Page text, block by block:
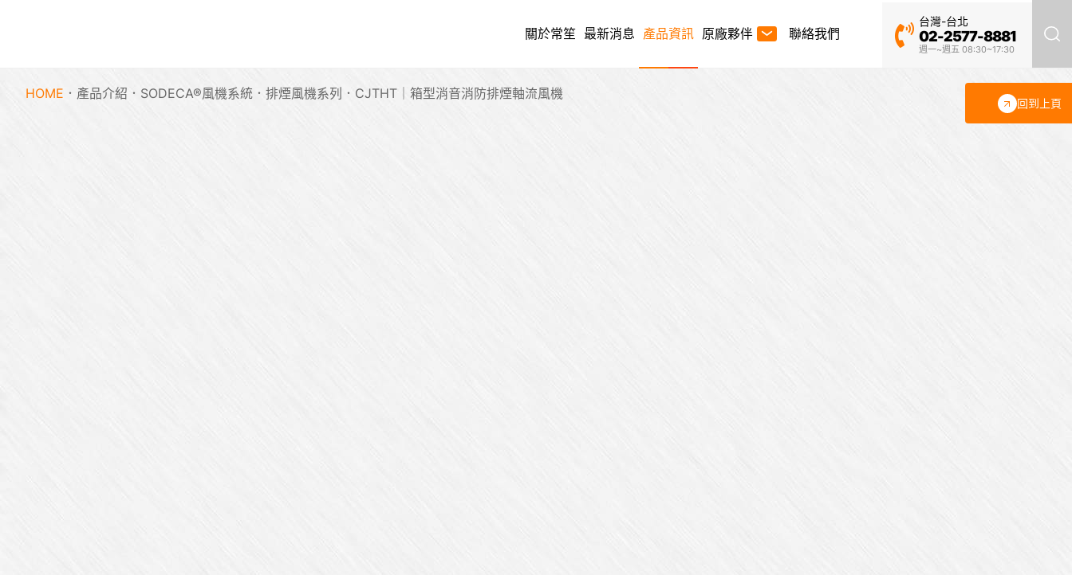
關於常笙 最新消息 產品資訊 原廠夥伴 聯絡我們
台灣-台北
02-2577-8881
週一~週五 08:30~17:30
HOME 產品介紹 SODECA®風機系統 排煙風機系列 CJTHT｜箱型消音消防排煙軸流風機
回到上頁